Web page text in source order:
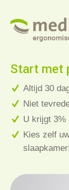
Start met
Altijd 30
Niet
U krijgt 3%
Kies zelf
slaapkamer!